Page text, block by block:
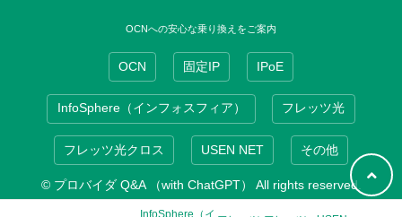
OCNへの安心な乗り換えをご案内
OCN 固定IP IPoE
InfoSphere（インフォスフィア） フレッツ光
フレッツ光クロス USEN NET その他
© プロバイダ Q&A （with ChatGPT） All rights reserved.
InfoSphere（イ